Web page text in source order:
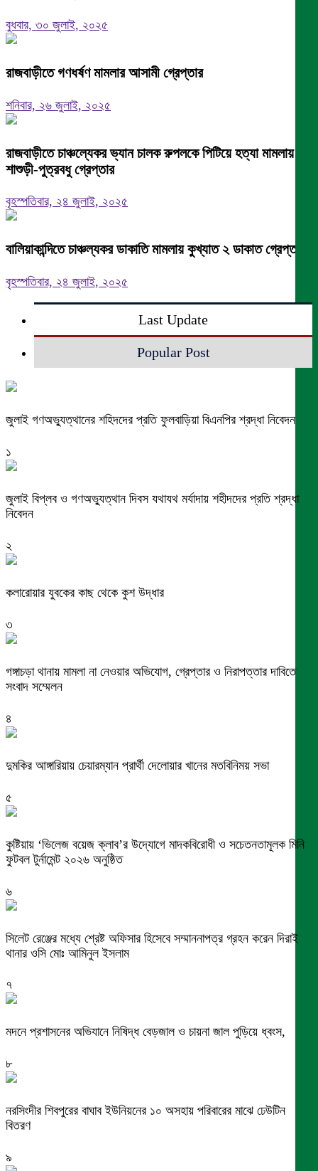
বুধবার, ৩০ জুলাই, ২০২৫
রাজবাড়ীতে গণধর্ষণ মামলার আসামী গ্রেপ্তার
শনিবার, ২৬ জুলাই, ২০২৫
রাজবাড়ীতে চাঞ্চল্যেকর ভ্যান চালক রুপলকে পিটিয়ে হত্যা মামলায়
শাশুড়ী-পুত্রবধু গ্রেপ্তার
বৃহস্পতিবার, ২৪ জুলাই, ২০২৫
বালিয়াকান্দিতে চাঞ্চল্যকর ডাকাতি মামলায় কুখ্যাত ২ ডাকাত গ্রেপ্তার
বৃহস্পতিবার, ২৪ জুলাই, ২০২৫
Last Update
Popular Post
জুলাই গণঅভ্যুত্থানের শহিদদের প্রতি ফুলবাড়িয়া বিএনপির শ্রদ্ধা নিবেদন
১
জুলাই বিপ্লব ও গণঅভ্যুত্থান দিবস যথাযথ মর্যাদায় শহীদদের প্রতি শ্রদ্ধা
নিবেদন
২
কলারোয়ার যুবকের কাছ থেকে কুশ উদ্ধার
৩
গঙ্গাচড়া থানায় মামলা না নেওয়ার অভিযোগ, গ্রেপ্তার ও নিরাপত্তার দাবিতে
সংবাদ সম্মেলন
৪
দুমকির আঙ্গারিয়ায় চেয়ারম্যান প্রার্থী দেলোয়ার খানের মতবিনিময় সভা
৫
কুষ্টিয়ায় ‘ভিলেজ বয়েজ ক্লাব’র উদ্যোগে মাদকবিরোধী ও সচেতনতামূলক মিনি
ফুটবল টুর্নামেন্ট ২০২৬ অনুষ্ঠিত
৬
সিলেট রেঞ্জের মধ্যে শ্রেষ্ট অফিসার হিসেবে সম্মাননাপত্র গ্রহন করেন দিরাই
থানার ওসি মোঃ আমিনুল ইসলাম
৭
মদনে প্রশাসনের অভিযানে নিষিদ্ধ বেড়জাল ও চায়না জাল পুড়িয়ে ধ্বংস,
৮
নরসিংদীর শিবপুরের বাঘাব ইউনিয়নের ১০ অসহায় পরিবারের মাঝে ঢেউটিন
বিতরণ
৯